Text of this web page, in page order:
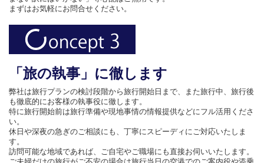
まずはお気軽にお問合せください。
「旅の執事」に徹します
弊社は旅行プランの検討段階から旅行開始日まで、また旅行中、旅行後
も徹底的にお客様の執事役に徹します。
特に旅行開始前は旅行準備や現地事情の情報提供などにフル活用くださ
い。
休日や深夜の急ぎのご相談にも、丁寧にスピーディにご対応いたしま
す。
訪問可能な地域であれば、ご自宅やご職場にも直接お伺いいたします。